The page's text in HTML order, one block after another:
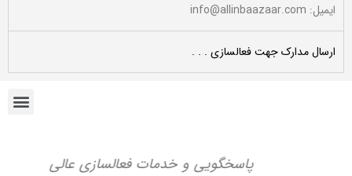
ذخیره نام، ایمیل و وبسایت من در مرورگر برای زمانی که دوباره
دیدگاهی می‌نویسم.
ایمیل: info@allinbaazaar.com
ارسال مدارک جهت فعالسازی . . .
پاسخگویی و خدمات فعالسازی عالی